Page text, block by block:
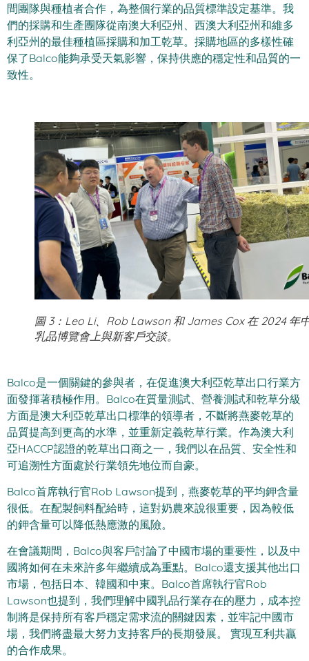
間團隊與種植者合作，為整個行業的品質標準設定基準。我
們的採購和生產團隊從南澳大利亞州、西澳大利亞州和維多
利亞州的最佳種植區採購和加工乾草。採購地區的多樣性確
保了Balco能夠承受天氣影響，保持供應的穩定性和品質的一
致性。
圖 3：Leo Li、Rob Lawson 和 James Cox 在 2024 年
乳品博覽會上與新客戶交談。
Balco是一個關鍵的參與者，在促進澳大利亞乾草出口行業方
面發揮著積極作用。Balco在質量測試、營養測試和乾草分級
方面是澳大利亞乾草出口標準的領導者，不斷將燕麥乾草的
品質提高到更高的水準，並重新定義乾草行業。作為澳大利
亞HACCP認證的乾草出口商之一，我們以在品質、安全性和
可追溯性方面處於行業領先地位而自豪。
Balco首席執行官Rob Lawson提到，燕麥乾草的平均鉀含量
很低。在配製飼料配給時，這對奶農來說很重要，因為較低
的鉀含量可以降低熱應激的風險。
在會議期間，Balco與客戶討論了中國市場的重要性，以及中
國將如何在未來許多年繼續成為重點。Balco還支援其他出口
市場，包括日本、韓國和中東。Balco首席執行官Rob
Lawson也提到，我們理解中國乳品行業存在的壓力，成本控
制將是保持所有客戶穩定需求流的關鍵因素，並牢記中國市
場，我們將盡最大努力支持客戶的長期發展。 實現互利共贏
的合作成果。